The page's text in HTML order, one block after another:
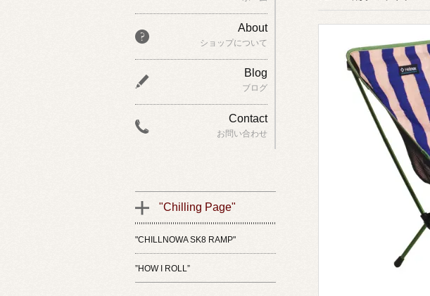
About
ショップについて
Blog
ブログ
Contact
お問い合わせ
"Chilling Page"
"CHILLNOWA SK8 RAMP"
”HOW I ROLL”